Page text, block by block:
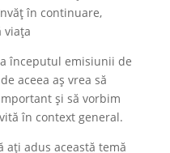
în continuare,
viața
începutul emisiunii de
aceea aș vrea să
și să vorbim
în context general.
ați adus această temă